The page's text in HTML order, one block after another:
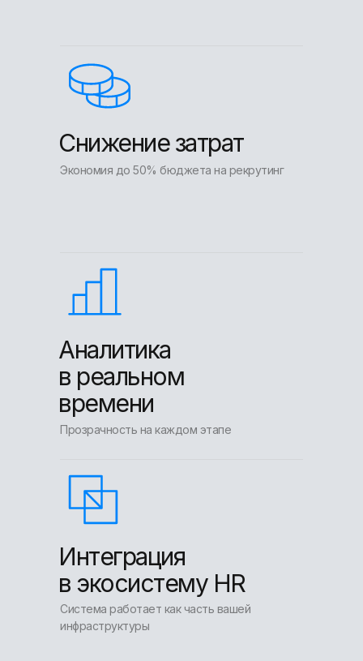
Экономия до 50% бюджета на рекрутинг
Снижение затрат
Прозрачность на каждом этапе
Аналитика
в реальном
времени
Система работает как часть вашей
инфраструктуры
Интеграция
в экосистему HR